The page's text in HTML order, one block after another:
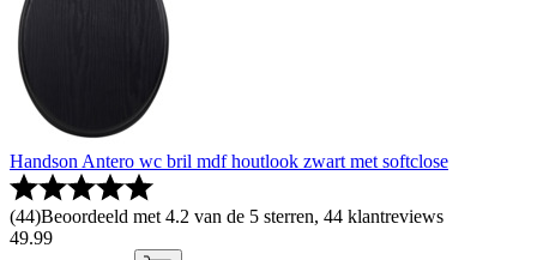
Handson Antero wc bril mdf houtlook zwart met softclose
(44)Beoordeeld met 4.2 van de 5 sterren, 44 klantreviews
49.99